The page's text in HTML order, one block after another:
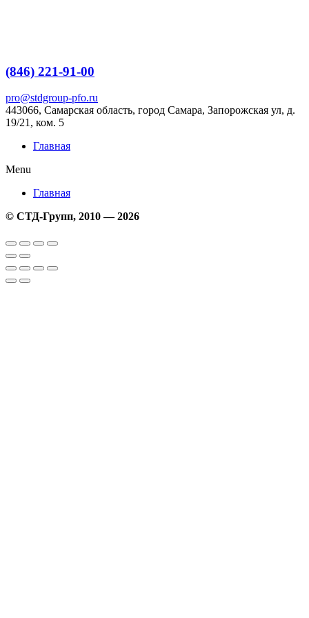
(846) 221-91-00
pro@stdgroup-pfo.ru
443066, Самарская область, город Самара, Запорожская ул, д.
19/21, ком. 5
Главная
Menu
Главная
© СТД-Групп, 2010 — 2026